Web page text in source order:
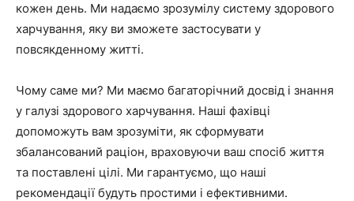
кожен день. Ми надаємо зрозумілу систему здорового
харчування, яку ви зможете застосувати у
повсякденному житті.
Чому саме ми? Ми маємо багаторічний досвід і знання
у галузі здорового харчування. Наші фахівці
допоможуть вам зрозуміти, як сформувати
збалансований раціон, враховуючи ваш спосіб життя
та поставлені цілі. Ми гарантуємо, що наші
рекомендації будуть простими і ефективними.